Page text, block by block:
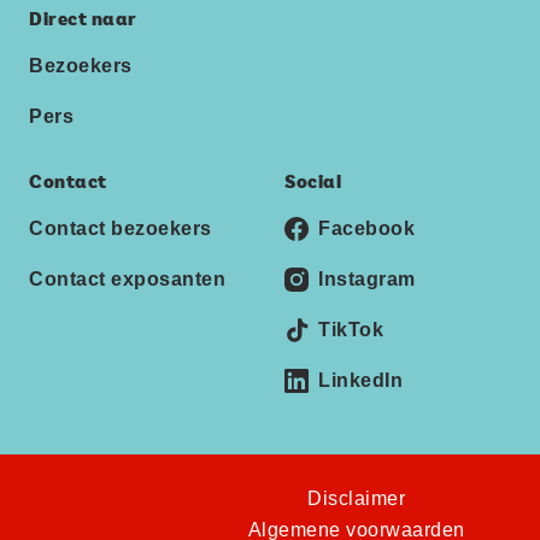
Direct naar
Bezoekers
Pers
Contact
Contact bezoekers
Contact exposanten
Social
Facebook
Instagram
TikTok
LinkedIn
Disclaimer
Algemene voorwaarden